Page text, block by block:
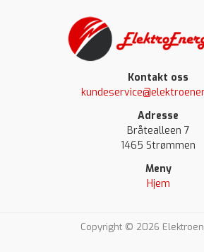
Kontakt oss
Adresse
Bråtealleen 7
1465 Strømmen
Meny
Hjem
Copyright © 2026